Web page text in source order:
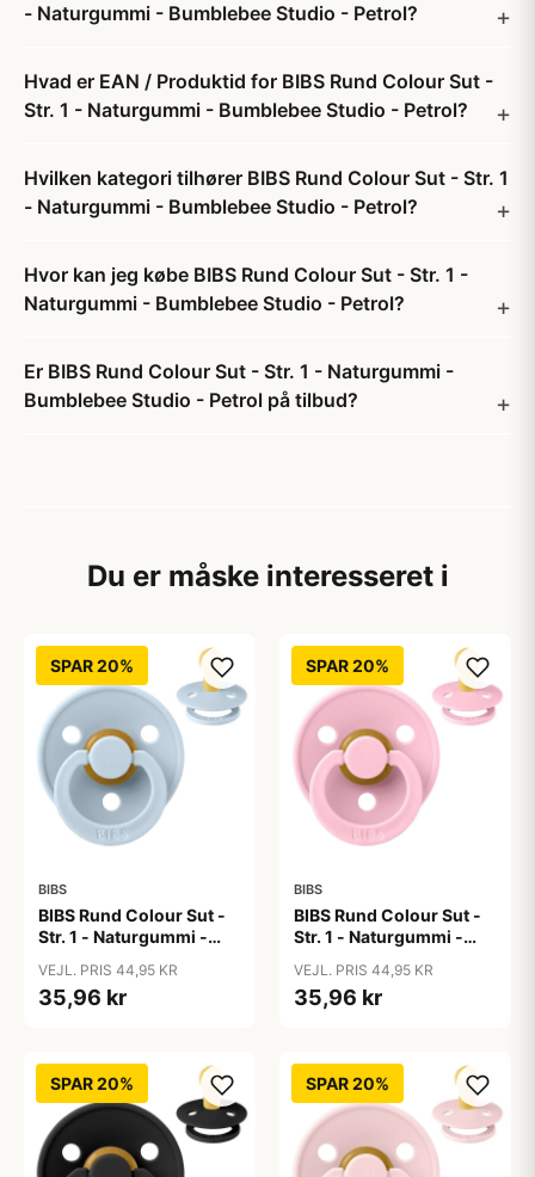
- Naturgummi - Bumblebee Studio - Petrol?
Hvad er EAN / Produktid for BIBS Rund Colour Sut -
Str. 1 - Naturgummi - Bumblebee Studio - Petrol?
Hvilken kategori tilhører BIBS Rund Colour Sut - Str. 1
- Naturgummi - Bumblebee Studio - Petrol?
Hvor kan jeg købe BIBS Rund Colour Sut - Str. 1 -
Naturgummi - Bumblebee Studio - Petrol?
Er BIBS Rund Colour Sut - Str. 1 - Naturgummi -
Bumblebee Studio - Petrol på tilbud?
Du er måske interesseret i
SPAR 20%
BIBS
BIBS Rund Colour Sut -
Str. 1 - Naturgummi -
VEJL. PRIS 44,95 KR
35,96 kr
SPAR 20%
BIBS
BIBS Rund Colour Sut -
Str. 1 - Naturgummi -
VEJL. PRIS 44,95 KR
35,96 kr
SPAR 20% SPAR 20%